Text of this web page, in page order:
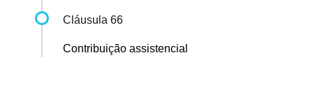
Cláusula 66
Contribuição assistencial